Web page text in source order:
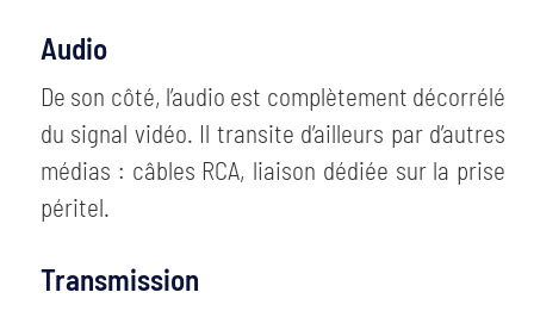
Audio
De son côté, l’audio est complètement décorrélé
du signal vidéo. Il transite d’ailleurs par d’autres
médias : câbles RCA, liaison dédiée sur la prise
péritel.
Transmission